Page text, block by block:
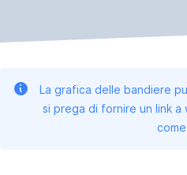
La grafica delle bandiere
si prega di fornire un link a